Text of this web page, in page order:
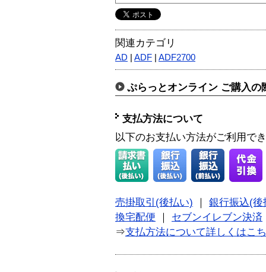
関連カテゴリ
AD ADF ADF2700
ぷらっとオンライン ご購入の
支払方法について
以下のお支払い方法がご利用で
売掛取引(後払い) ｜ 銀行振込(後
換宅配便 ｜ セブンイレブン決済
⇒支払方法について詳しくはこ